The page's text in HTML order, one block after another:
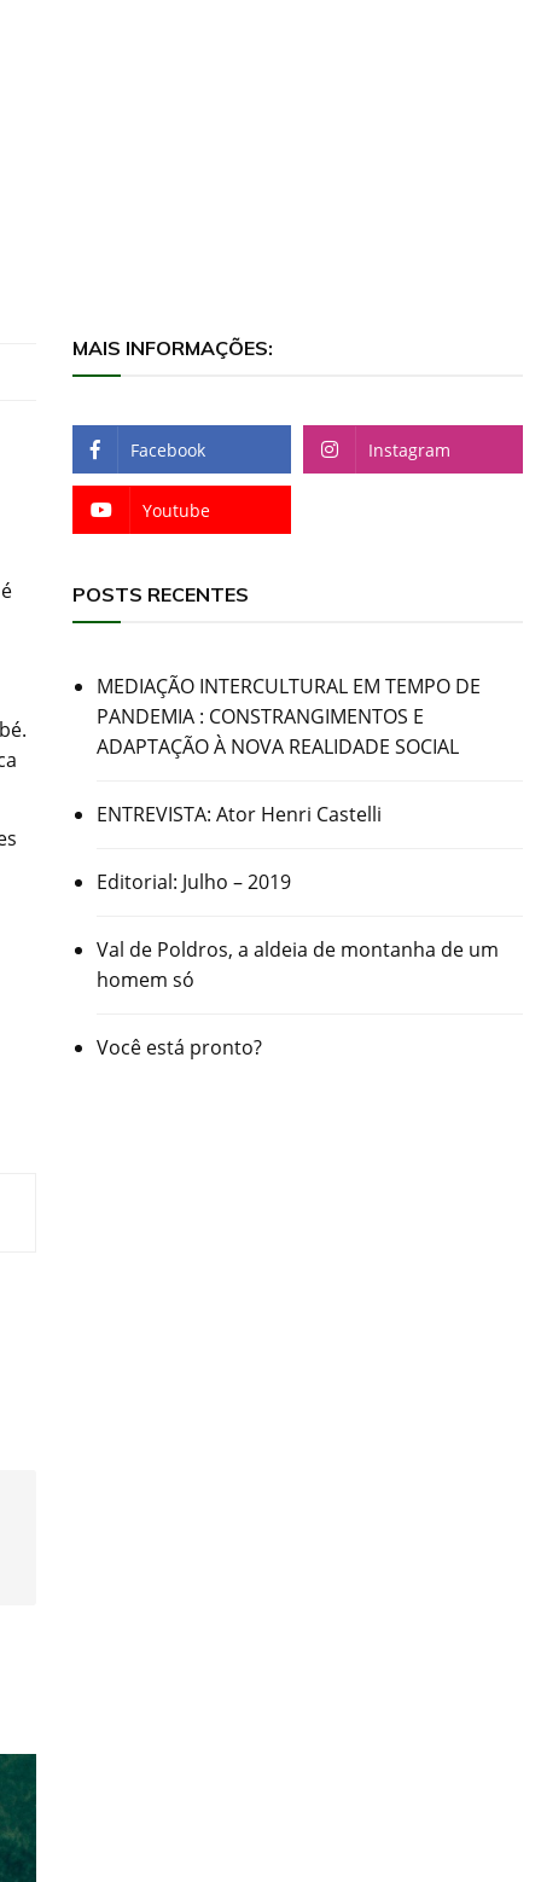
MAIS INFORMAÇÕES:
Facebook Instagram
Youtube
POSTS RECENTES
MEDIAÇÃO INTERCULTURAL EM TEMPO DE
PANDEMIA : CONSTRANGIMENTOS E
ADAPTAÇÃO À NOVA REALIDADE SOCIAL
ENTREVISTA: Ator Henri Castelli
Editorial: Julho – 2019
Val de Poldros, a aldeia de montanha de um
homem só
Você está pronto?